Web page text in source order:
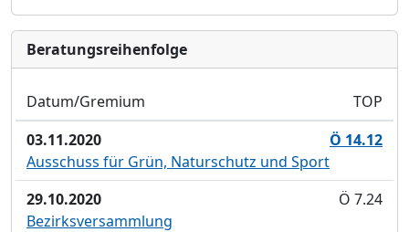
Bera­tungs­reihen­folge
Datum/Gremium
TOP
03.11.2020
Ö 14.12
Ausschuss für Grün, Naturschutz und Sport
29.10.2020
Ö 7.24
Bezirksversammlung